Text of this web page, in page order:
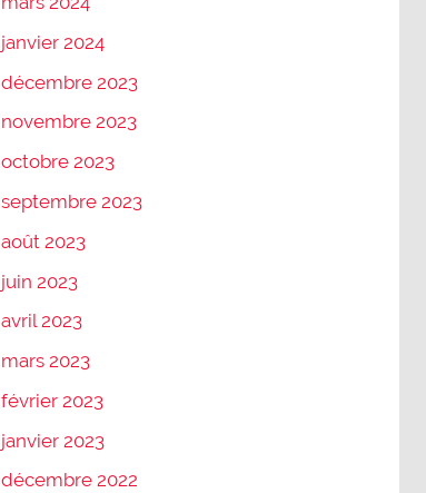
janvier 2024
décembre 2023
novembre 2023
octobre 2023
septembre 2023
août 2023
juin 2023
avril 2023
mars 2023
février 2023
janvier 2023
décembre 2022